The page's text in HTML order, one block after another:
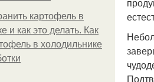
картофель в
и как это делать. Как
в холодильнике